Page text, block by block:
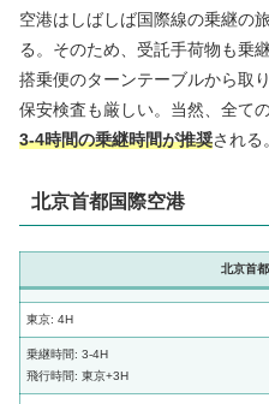
空港はしばしば国際線の乗継の
る。そのため、受託手荷物も乗
搭乗便のターンテーブルから取
保安検査も厳しい。当然、全て
3-4時間の乗継時間が推奨される。
北京首都国際空港
北京首
東京: 4H
乗継時間: 3-4H
飛行時間: 東京+3H